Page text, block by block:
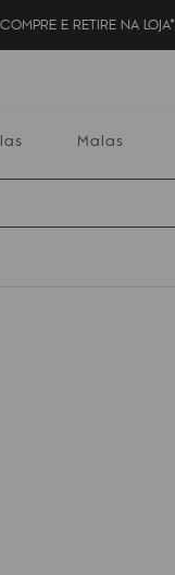
COMPRE E RETIRE NA LOJA*
Malas